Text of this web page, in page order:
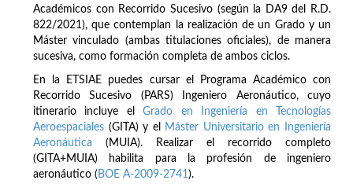
Académicos con Recorrido Sucesivo (según la DA9 del R.D.
822/2021), que contemplan la realización de un Grado y un
Máster vinculado (ambas titulaciones oficiales), de manera
sucesiva, como formación completa de ambos ciclos.
En la ETSIAE puedes cursar el Programa Académico con
Recorrido Sucesivo (PARS) Ingeniero Aeronáutico, cuyo
itinerario incluye elGrado en Ingeniería en Tecnologías
Aeroespaciales (GITA) y el
Máster Universitario en Ingeniería
Aeronáutica (MUIA). Realizar el recorrido completo
(GITA+MUIA) habilita para la profesión de ingeniero
aeronáutico ( BOE A-2009-2741).